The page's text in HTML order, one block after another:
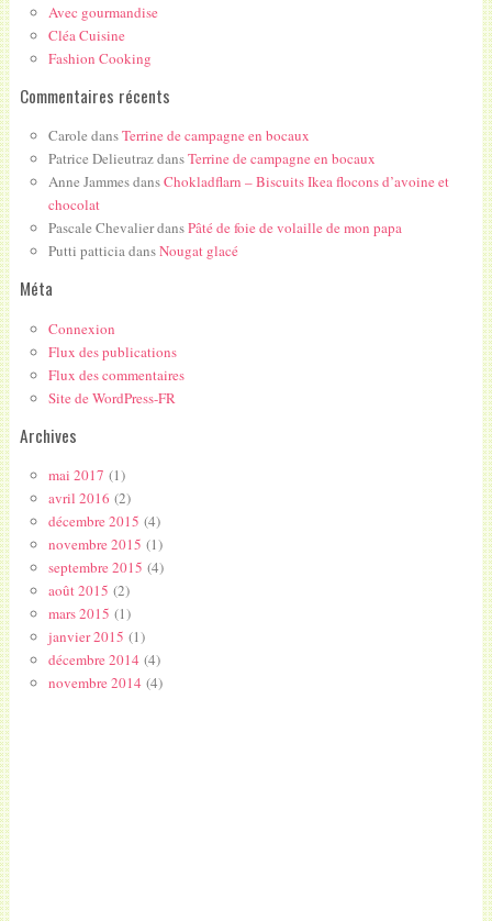
Avec gourmandise
Cléa Cuisine
Fashion Cooking
Commentaires récents
Carole dansTerrine de campagne en bocaux
Patrice DelieutrazdansTerrine de campagne en bocaux
Anne JammesdansChokladflarn – Biscuits Ikea flocons d’avoine et
chocolat
Pascale ChevalierdansPâté de foie de volaille de mon papa
Putti patticiadansNougat glacé
Méta
Connexion
Flux des publications
Flux des commentaires
Site de WordPress-FR
Archives
mai 2017 (1)
avril 2016 (2)
décembre 2015 (4)
novembre 2015 (1)
septembre 2015 (4)
août 2015 (2)
mars 2015 (1)
janvier 2015 (1)
décembre 2014(4)
novembre 2014(4)